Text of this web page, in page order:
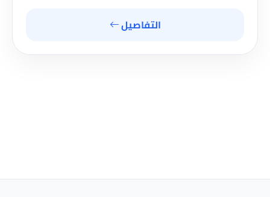
التفاصيل